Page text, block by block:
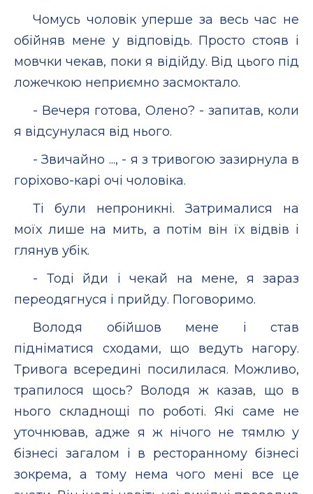
Чомусь чоловік уперше за весь час не
обійняв мене у відповідь. Просто стояв і
мовчки чекав, поки я відійду. Від цього під
ложечкою неприємно засмоктало.
- Вечеря готова, Олено? - запитав, коли
я відсунулася від нього.
- Звичайно ..., - я з тривогою зазирнула в
горіхово-карі очі чоловіка.
Ті були непроникні. Затрималися на
моїх лише на мить, а потім він їх відвів і
глянув убік.
- Тоді йди і чекай на мене, я зараз
переодягнуся і прийду. Поговоримо.
Володя обійшов мене і став
підніматися сходами, що ведуть нагору.
Тривога всередині посилилася. Можливо,
трапилося щось? Володя ж казав, що в
нього складнощі по роботі. Які саме не
уточнював, адже я ж нічого не тямлю у
бізнесі загалом і в ресторанному бізнесі
зокрема, а тому нема чого мені все це